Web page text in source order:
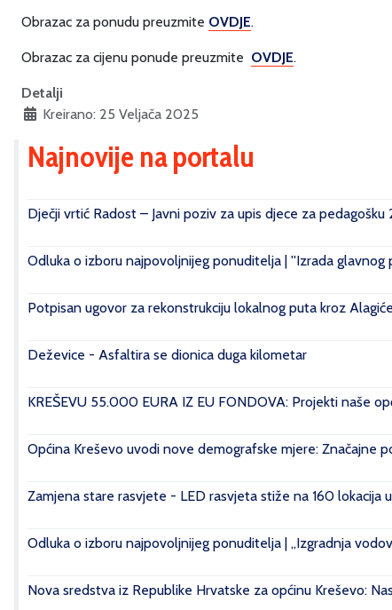
Obrazac za ponudu preuzmite OVDJE.
Obrazac za cijenu ponude preuzmite OVDJE.
Detalji
Kreirano: 25 Veljača 2025
Najnovije na portalu
Dječji vrtić Radost – Javni poziv za upis djece za
Odluka o izboru najpovoljnijeg ponuditelja | ''Izrada
Potpisan ugovor za rekonstrukciju lokalnog puta kroz Alagiće
Deževice - Asfaltira se dionica duga kilometar
KREŠEVU 55.000 EURA IZ EU FONDOVA: Projekti naše
Općina Kreševo uvodi nove demografske mjere:
Zamjena stare rasvjete - LED rasvjeta stiže na 160 lokacija
Odluka o izboru najpovoljnijeg ponuditelja | „Izgradnja
Nova sredstva iz Republike Hrvatske za općinu Kreševo: